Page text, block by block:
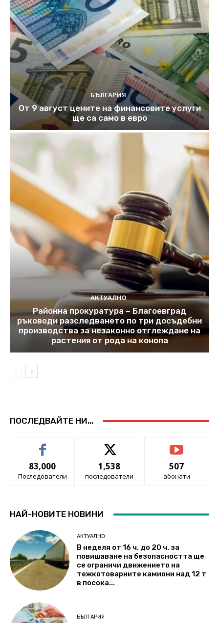
БЪЛГАРИЯ
От 9 август цените на финансовите услуги
ще са само в евро
АКТУАЛНО
Районна прокуратура – Благоевград
ръководи разследването по три досъдебни
производства за незаконно отглеждане на
растения от рода на конопа
ПОСЛЕДВАЙТЕ НИ...
83,000
Последователи
1,538
последователи
507
абонати
НАЙ-НОВИТЕ НОВИНИ
АКТУАЛНО
В неделя от 16 ч. до 20 ч. за
повишаване на безопасността ще
се ограничи движението на
тежкотоварните камиони над 12 т
в посока...
БЪЛГАРИЯ